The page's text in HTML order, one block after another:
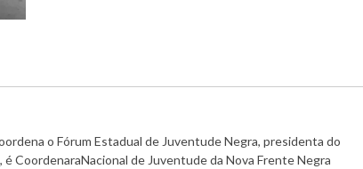
o Fórum Estadual de Juventude Negra, presidenta do
CoordenaraNacional de Juventude da Nova Frente Negra